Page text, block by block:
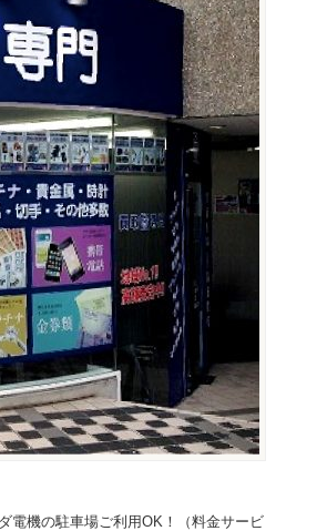
電機の駐車場ご利用OK！（料金サービ